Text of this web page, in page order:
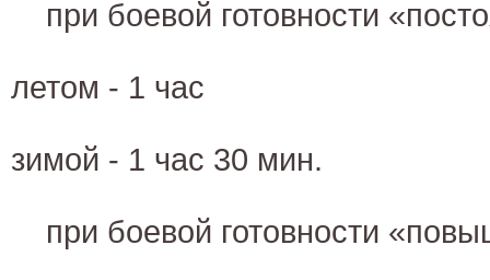
при боевой готовности
летом - 1 час
зимой - 1 час 30 мин.
при боевой готовности